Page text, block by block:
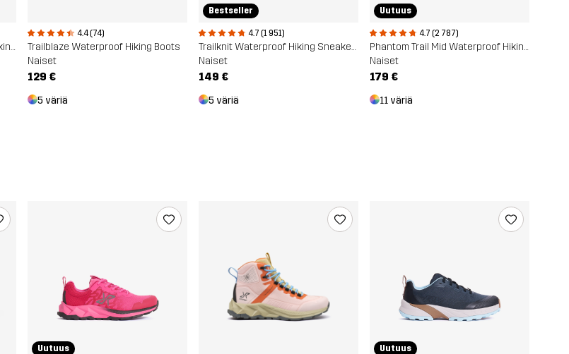
Phantom Trail Mid Waterproof Hiking Boots
4.4 (74)
Trailblaze Waterproof Hiking Boots
Naiset
129 €
5 väriä
Bestseller
4.7 (1 951)
Trailknit Waterproof Hiking Sneakers
Naiset
149 €
5 väriä
Uutuus
4.7 (2 787)
Phantom Trail Mid Waterproof Hiking Boots
Naiset
179 €
11 väriä
Uutuus Uutuus